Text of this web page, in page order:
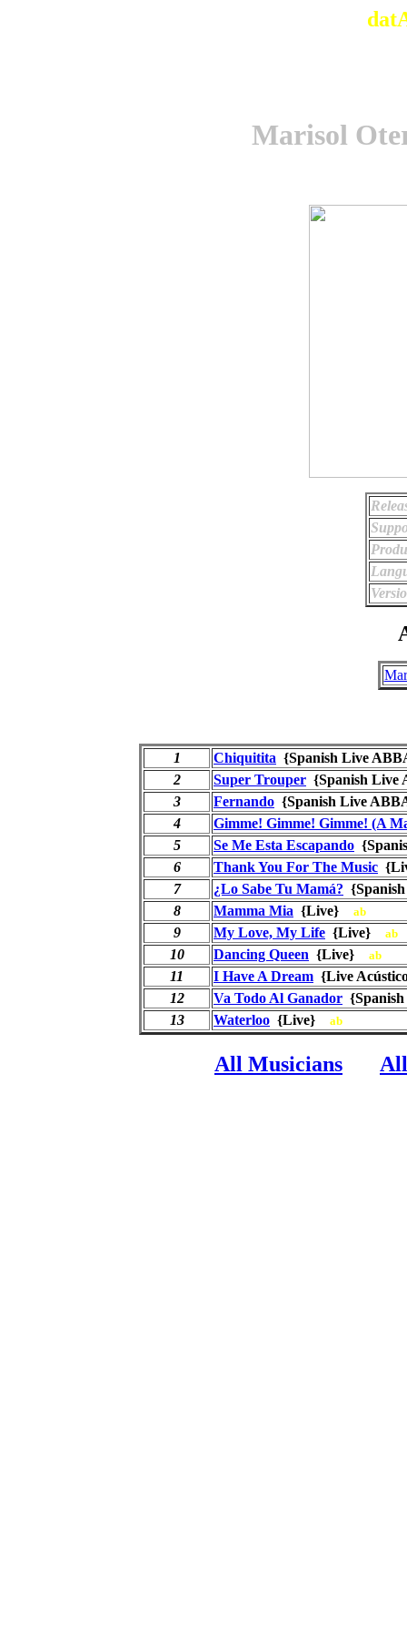
Marisol
1 Chiquitita {Spanish Live
2
Super Trouper {Spanish
3
Fernando {Spanish Live
4
Gimme! Gimme! Gimme! (A
5
Se Me Esta Escapando
6
Thank You For The Music
7
¿Lo Sabe Tu Mamá?
8
Mamma Mia {Live} ab
9 My Love, My Life {Live} ab
10 Dancing Queen {Live} ab
11 I Have A Dream {Live
12
Va Todo Al Ganador
13
Waterloo {Live} ab
All Musicians